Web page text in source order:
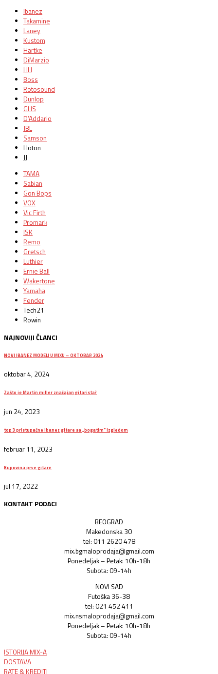
Ibanez
Takamine
Laney
Kustom
Hartke
DiMarzio
HH
Boss
Rotosound
Dunlop
GHS
D’Addario
JBL
Samson
Hoton
JJ
TAMA
Sabian
Gon Bops
VOX
Vic Firth
Promark
ISK
Remo
Gretsch
Luthier
Ernie Ball
Wakertone
Yamaha
Fender
Tech21
Rowin
NAJNOVIJI ČLANCI
NOVI IBANEZ MODELI U MIXU – OKTOBAR 2024
oktobar 4, 2024
Zašto je Martin miller značajan gitarista?
jun 24, 2023
top 3 pristupačne Ibanez gitare sa „bogatim“ izgledom
februar 11, 2023
Kupovina prve gitare
jul 17, 2022
KONTAKT PODACI
BEOGRAD
Makedonska 30
tel: 011 2620 478
mix.bgmaloprodaja@gmail.com
Ponedeljak – Petak: 10h-18h
Subota: 09-14h
NOVI SAD
Futoška 36-38
tel: 021 452 411
mix.nsmaloprodaja@gmail.com
Ponedeljak – Petak: 10h-18h
Subota: 09-14h
ISTORIJA MIX-A
DOSTAVA
RATE & KREDITI